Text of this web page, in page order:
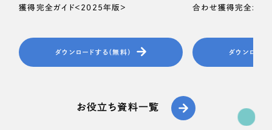
獲得完全ガイド＜2025年版＞
ダウンロードする（無料）
合わせ獲得完全ガイ
ダウンロード
お役立ち資料一覧